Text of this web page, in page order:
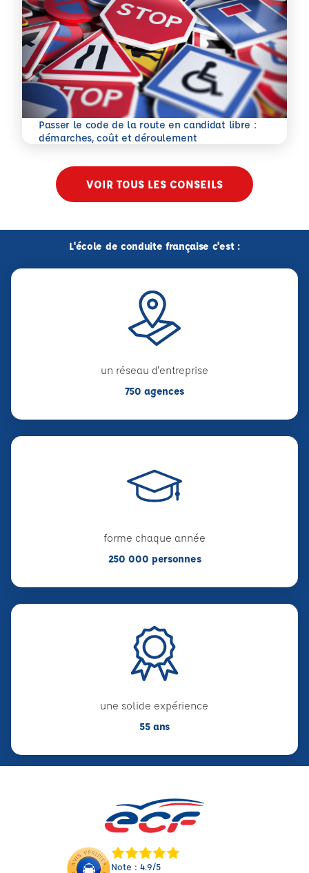
Passer le code de la route en candidat libre :
démarches, coût et déroulement
En savoir plus
VOIR TOUS LES CONSEILS
L'école de conduite française c'est :
un réseau d'entreprise
750 agences
forme chaque année
250 000 personnes
une solide expérience
55 ans
Note : 4.9/5